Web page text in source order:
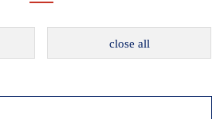
close all